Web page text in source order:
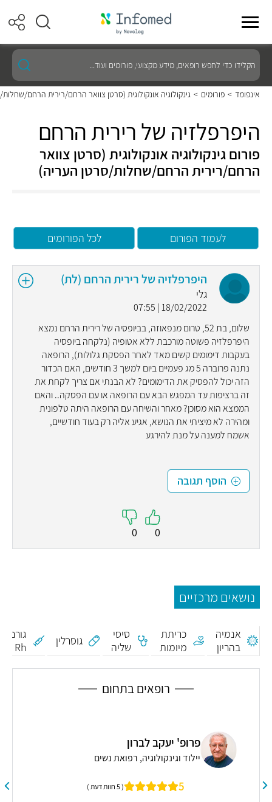
הקלידו
כדי
לחפש
רופאים,
מידע
ועוד...
אינפומד > פורומים > גינקולוגיה אונקולוגית (סרטן צוואר הרחם/רירית הרחם/
היפרפלזיה של רירית הרחם
פורום גינקולוגיה אונקולוגית (סרטן צוואר
הרחם/רירית הרחם/שחלות/סרטן העריה)
לעמוד הפורום לכל הפורומים
היפרפלזיה של רירית הרחם (לת)
גלי
18/02/2022 | 07:55
שלום, בת 52, טרום מנפאוזה, בביופסיה של רירית הרחם נמצא
היפרפלזיה פשוטה מורכבת ללא אטופיה (נלקחה ביופסיה
בעקבות דימומים קשים מאד לאחר הפסקת גלולות), הרופאה
נתנה פרוברה 5 מג פעמיים ביום למשך 3 חודשים, האם הכדור
הזה יכול להפסיק את הדימומים? לא הבנתי אם צריך לקחת את
זה ברציפות עד המפגש הבא עם הרופאה או עם הפסקה.. והאם
הממצא הוא מסוכן? מאחר והשיחה עם הרופאה היתה טלפונית
ומהירה לא מיציתי את הנושא, אגיע אליה רק בעוד חודשיים,
אשמח למענה על מנת להירגע
הוסף תגובה
0
0
נושאים מרכזיים
אנמיה
בהריון
כריתת
מיומות
סיסי
שליה
גוסרלין
גורם
אנטי
רופאים בתחום
פרופ' יעקב לברון
יילוד וגינקולוגיה, רפואת נשים
5 ( 5 חוות דעת )